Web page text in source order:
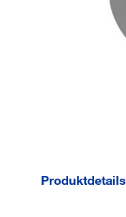
Produktdetails